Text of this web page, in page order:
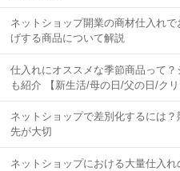
ネットショップ開業の商材仕入れ
げする商品について解説
仕入れにオススメな季節商品って
も紹介 【新生活/母の日/父の日/クリ
ネットショップで差別化するには
先が大切
ネットショップにおける大量仕入